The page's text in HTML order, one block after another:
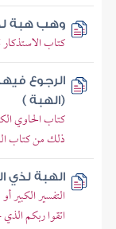
وهب هبة
كتاب
الرجوع
(الهبة )
كتاب الحاوي
ذلك من كتاب
الهبة لذي
التفسير الكبير
اتقوا ربكم